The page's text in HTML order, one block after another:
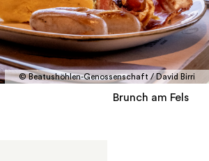
© Beatushöhlen-Genossenschaft / David Birri
Brunch am Fels